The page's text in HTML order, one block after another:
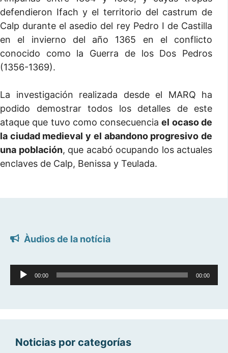
defendieron Ifach y el territorio del castrum de
Calp durante el asedio del rey Pedro I de Castilla
en el invierno del año 1365 en el conflicto
conocido como la Guerra de los Dos Pedros
(1356-1369).
La investigación realizada desde el MARQ ha
podido demostrar todos los detalles de este
ataque que tuvo como consecuenciael ocaso de
la ciudad medieval y el abandono progresivo de
una población, que acabó ocupando los actuales
enclaves de Calp, Benissa y Teulada.
Àudios de la notícia
Reproductor
d'àudio
00:00 00:00
Noticias por categorías